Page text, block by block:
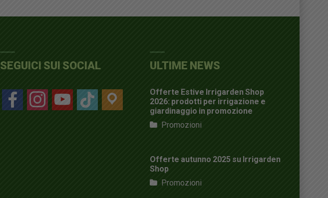
SEGUICI SUI SOCIAL
facebookinstagramyoutube tiktok location
ULTIME NEWS
Offerte Estive Irrigarden Shop
2026: prodotti per irrigazione e
giardinaggio in promozione
Promozioni
Offerte autunno 2025 su Irrigarden
Shop
Promozioni